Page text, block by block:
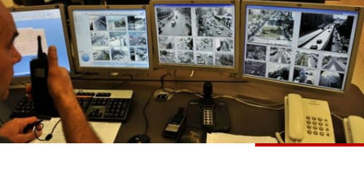
كأس العالم
البرامج
جدول البرامج
شاهد البرامج